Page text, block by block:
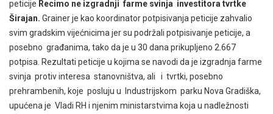
peticije Recimo ne izgradnji farme svinja investitora tvrtke
Širajan. Grainer je kao koordinator potpisivanja peticije zahvalio
svim gradskim vijećnicima jer su podržali potpisivanje peticije, a
posebno građanima, tako da je u 30 dana prikupljeno 2.667
potpisa. Rezultati peticije u kojima se navodi da je izgradnja farme
svinja protiv interesa stanovništva, ali i tvrtki, posebno
prehrambenih, koje posluju u Industrijskom parku Nova Gradiška,
upućena je Vladi RH i njenim ministarstvima koja u nadležnosti